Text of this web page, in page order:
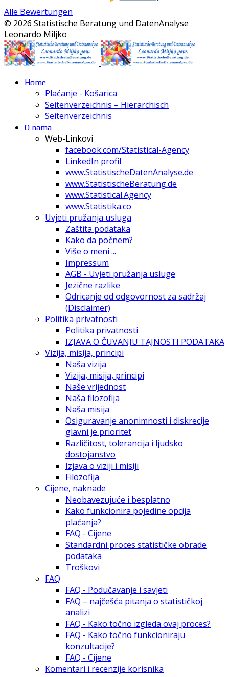
Alle Bewertungen
© 2026 Statistische Beratung und DatenAnalyse
Leonardo Miljko
Home
Plaćanje - Košarica
Seitenverzeichnis – Hierarchisch
Seitenverzeichnis
O nama
Web-Linkovi
facebook.com/Statistical-Agency
LinkedIn profil
www.StatistischeDatenAnalyse.de
www.StatistischeBeratung.de
www.Statistical.Agency
www.Statistika.co
Uvjeti pružanja usluga
Zaštita podataka
Kako da počnem?
Više o meni ...
Impressum
AGB - Uvjeti pružanja usluge
Jezične razlike
Odricanje od odgovornost za sadržaj
(Disclaimer)
Politika privatnosti
Politika privatnosti
IZJAVA O ČUVANJU TAJNOSTI PODATAKA
Vizija, misija, principi
Naša vizija
Vizija, misija, principi
Naše vrijednost
Naša filozofija
Naša misija
Osiguravanje anonimnosti i diskrecije
glavni je prioritet
Različitost, tolerancija i ljudsko
dostojanstvo
Izjava o viziji i misiji
Filozofija
Cijene, naknade
Neobavezujuće i besplatno
Kako funkcionira pojedine opcija
plaćanja?
FAQ - Cijene
Standardni proces statističke obrade
podataka
Troškovi
FAQ
FAQ - Podučavanje i savjeti
FAQ – najčešća pitanja o statističkoj
analizi
FAQ - Kako točno izgleda ovaj proces?
FAQ - Kako točno funkcioniraju
konzultacije?
FAQ - Cijene
Komentari i recenzije korisnika